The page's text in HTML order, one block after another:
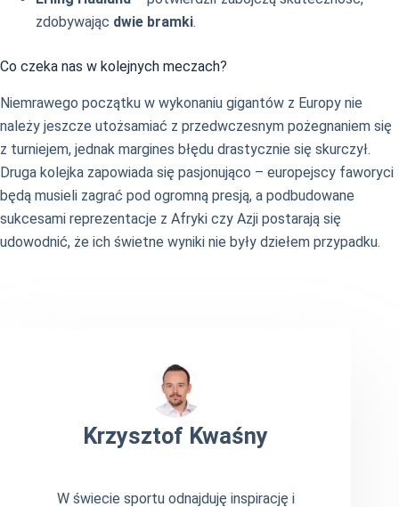
zdobywając dwie bramki.
Co czeka nas w kolejnych meczach?
Niemrawego początku w wykonaniu gigantów z Europy nie
należy jeszcze utożsamiać z przedwczesnym pożegnaniem się
z turniejem, jednak margines błędu drastycznie się skurczył.
Druga kolejka zapowiada się pasjonująco – europejscy faworyci
będą musieli zagrać pod ogromną presją, a podbudowane
sukcesami reprezentacje z Afryki czy Azji postarają się
udowodnić, że ich świetne wyniki nie były dziełem przypadku.
Krzysztof Kwaśny
W świecie sportu odnajduję inspirację i